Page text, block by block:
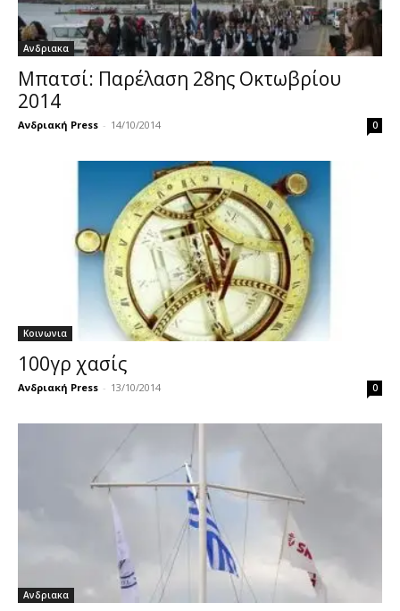
Ανδριακα
Μπατσί: Παρέλαση 28ης Οκτωβρίου
2014
Ανδριακή Press - 14/10/2014 0
Κοινωνια
100γρ χασίς
Ανδριακή Press - 13/10/2014 0
Ανδριακα